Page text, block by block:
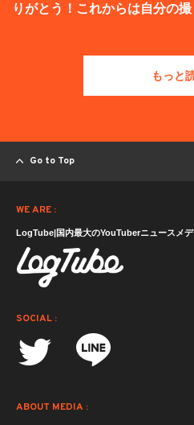
りがとう！これからは自分の
もっと
Go to Top
WE ARE :
LogTube|国内最大のYouTuberニュースメ
SOCIAL :
ABOUT MEDIA :